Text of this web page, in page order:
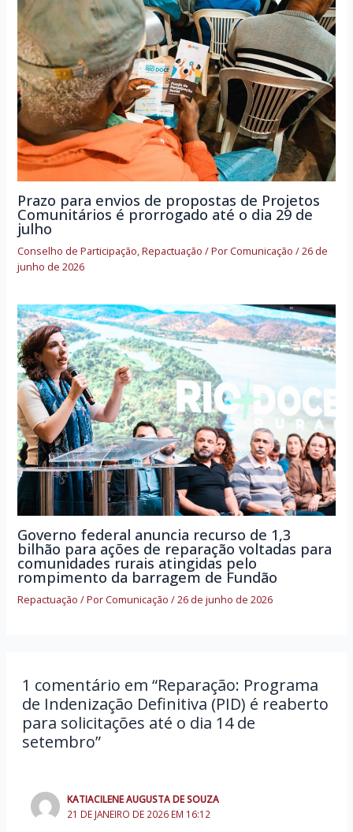
Prazo para envios de propostas de Projetos
Comunitários é prorrogado até o dia 29 de
julho
Conselho de Participação,Repactuação / PorComunicação/26 de
junho de 2026
Governo federal anuncia recurso de 1,3
bilhão para ações de reparação voltadas para
comunidades rurais atingidas pelo
rompimento da barragem de Fundão
Repactuação / PorComunicação/26 de junho de 2026
1 comentário em “Reparação: Programa
de Indenização Definitiva (PID) é reaberto
para solicitações até o dia 14 de
setembro”
KATIACILENE AUGUSTA DE SOUZA
21 DE JANEIRO DE 2026 EM 16:12